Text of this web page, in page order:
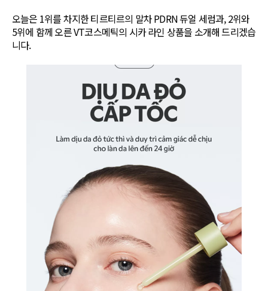
오늘은 1위를 차지한 티르티르의 말차 PDRN 듀얼 세럼과, 2위와
5위에 함께 오른 VT코스메틱의 시카 라인 상품을 소개해 드리겠습
니다.